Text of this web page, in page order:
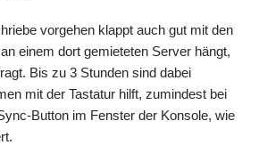
vorgehen klappt auch gut mit den
einem dort gemieteten Server hängt,
Bis zu 3 Stunden sind dabei
mit der Tastatur hilft, zumindest bei
Button im Fenster der Konsole, wie